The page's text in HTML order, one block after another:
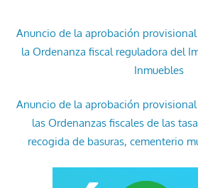
Anuncio de la aprobación
la Ordenanza fiscal reguladora del
Inmuebles
Anuncio de la aprobación
las Ordenanzas fiscales de las
recogida de basuras, cementerio